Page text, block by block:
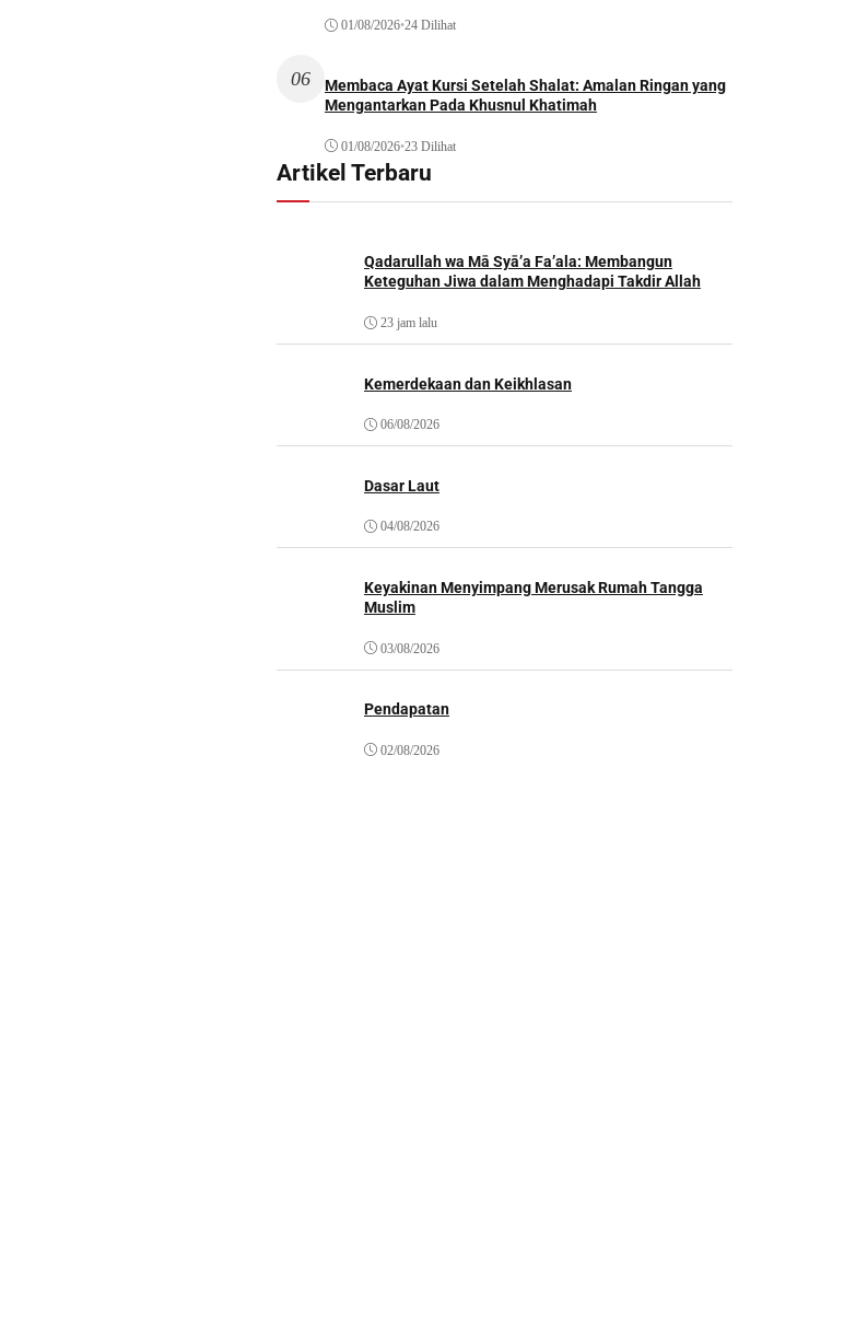
01/08/2026•24 Dilihat
06
Membaca Ayat Kursi Setelah Shalat: Amalan Ringan yang
Mengantarkan Pada Khusnul Khatimah
01/08/2026•23 Dilihat
Artikel Terbaru
Qadarullah wa Mā Syā’a Fa’ala: Membangun
Keteguhan Jiwa dalam Menghadapi Takdir Allah
23 jam lalu
Kemerdekaan dan Keikhlasan
06/08/2026
Dasar Laut
04/08/2026
Keyakinan Menyimpang Merusak Rumah Tangga
Muslim
03/08/2026
Pendapatan
02/08/2026